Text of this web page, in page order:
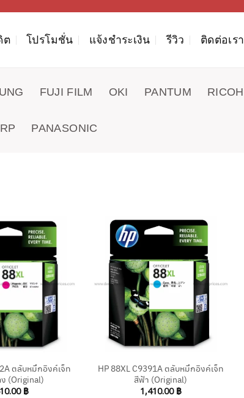
ต โปรโมชั่น แจ้งชำระเงิน รีวิว ติดต่อเรา
FUJI FILM OKI PANTUM RICOH
PANASONIC
ตลับหมึกอิงค์เจ็ท
(Original)
฿
HP 88XL C9391A ตลับหมึกอิงค์เจ็ท
สีฟ้า (Original)
1,410.00 ฿